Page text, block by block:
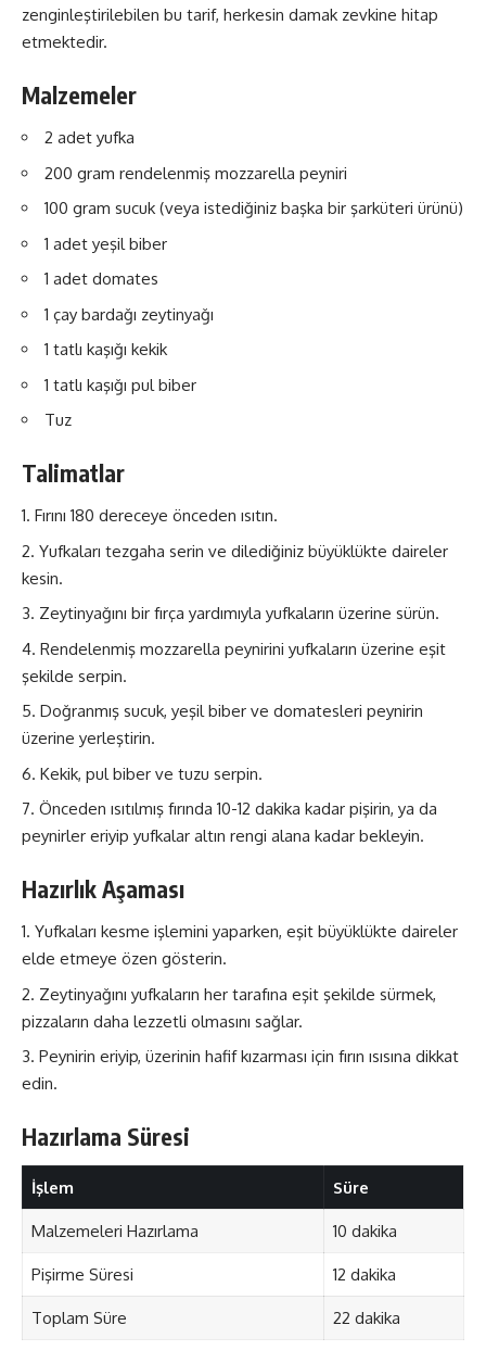
zenginleştirilebilen bu tarif, herkesin damak zevkine hitap
etmektedir.
Malzemeler
2 adet yufka
200 gram rendelenmiş mozzarella peyniri
100 gram sucuk (veya istediğiniz başka bir şarküteri ürünü)
1 adet yeşil biber
1 adet domates
1 çay bardağı zeytinyağı
1 tatlı kaşığı kekik
1 tatlı kaşığı pul biber
Tuz
Talimatlar
Fırını 180 dereceye önceden ısıtın.
Yufkaları tezgaha serin ve dilediğiniz büyüklükte daireler
kesin.
Zeytinyağını bir fırça yardımıyla yufkaların üzerine sürün.
Rendelenmiş mozzarella peynirini yufkaların üzerine eşit
şekilde serpin.
Doğranmış sucuk, yeşil biber ve domatesleri peynirin
üzerine yerleştirin.
Kekik, pul biber ve tuzu serpin.
Önceden ısıtılmış fırında 10-12 dakika kadar pişirin, ya da
peynirler eriyip yufkalar altın rengi alana kadar bekleyin.
Hazırlık Aşaması
Yufkaları kesme işlemini yaparken, eşit büyüklükte daireler
elde etmeye özen gösterin.
Zeytinyağını yufkaların her tarafına eşit şekilde sürmek,
pizzaların daha lezzetli olmasını sağlar.
Peynirin eriyip, üzerinin hafif kızarması için fırın ısısına dikkat
edin.
Hazırlama Süresi
İşlem Süre
Malzemeleri Hazırlama 10 dakika
Pişirme Süresi 12 dakika
Toplam Süre 22 dakika